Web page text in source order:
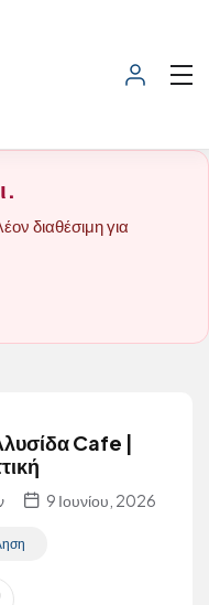
διαθέσιμη για
Cafe |
9 Ιουνίου, 2026